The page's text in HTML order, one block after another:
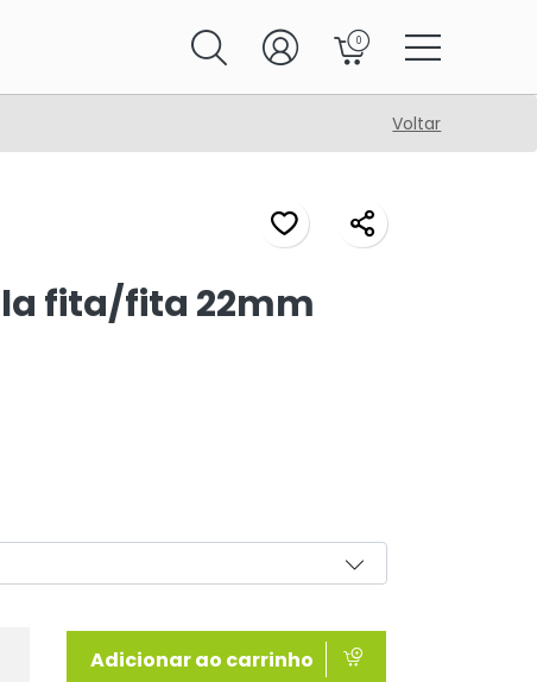
0
Voltar
fita/fita 22mm
Adicionar ao carrinho